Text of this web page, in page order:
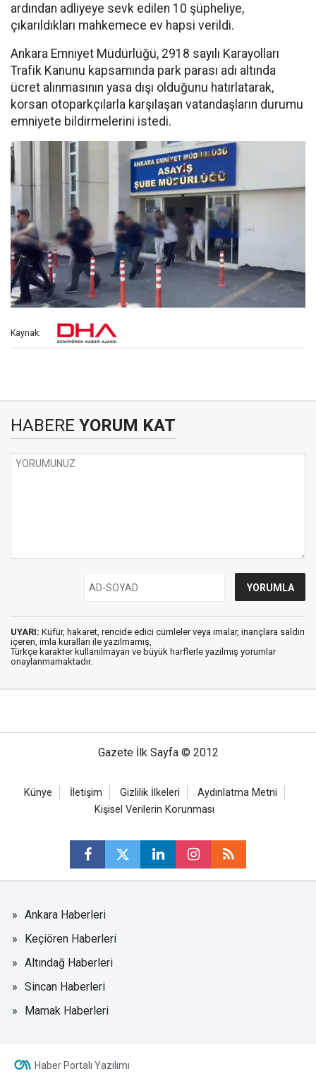
ardından adliyeye sevk edilen 10 şüpheliye,
çıkarıldıkları mahkemece ev hapsi verildi.
Ankara Emniyet Müdürlüğü, 2918 sayılı Karayolları
Trafik Kanunu kapsamında park parası adı altında
ücret alınmasının yasa dışı olduğunu hatırlatarak,
korsan otoparkçılarla karşılaşan vatandaşların durumu
emniyete bildirmelerini istedi.
Kaynak:
HABERE YORUM KAT
UYARI: Küfür, hakaret, rencide edici cümleler veya imalar, inançlara saldırı
içeren, imla kuralları ile yazılmamış,
Türkçe karakter kullanılmayan ve büyük harflerle yazılmış yorumlar
onaylanmamaktadır.
Gazete İlk Sayfa © 2012
Künye İletişim Gizlilik İlkeleri
Aydınlatma Metni
Kişisel Verilerin Korunması
Ankara Haberleri
Keçiören Haberleri
Altındağ Haberleri
Sincan Haberleri
Mamak Haberleri
Haber Portalı Yazılımı